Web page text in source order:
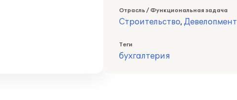
Отрасль / Функциональная задача
Строительство, Девелопмент
Теги
бухгалтерия